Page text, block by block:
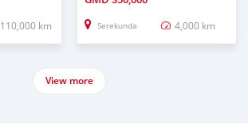
110,000 km Serekunda 4,000 km
View more